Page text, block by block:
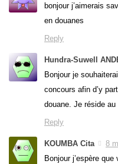
bonjour j’aimerais
en douanes
Reply
Hundra-Suwell
Bonjour je
concours afin d’y
douane. Je réside au
Reply
KOUMBA Cita
8
Bonjour j’espère